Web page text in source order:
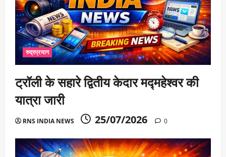
रुद्रप्रयाग
ट्रॉली के सहारे द्वितीय केदार मद्महेश्वर की
यात्रा जारी
RNS INDIA NEWS 25/07/2026 0